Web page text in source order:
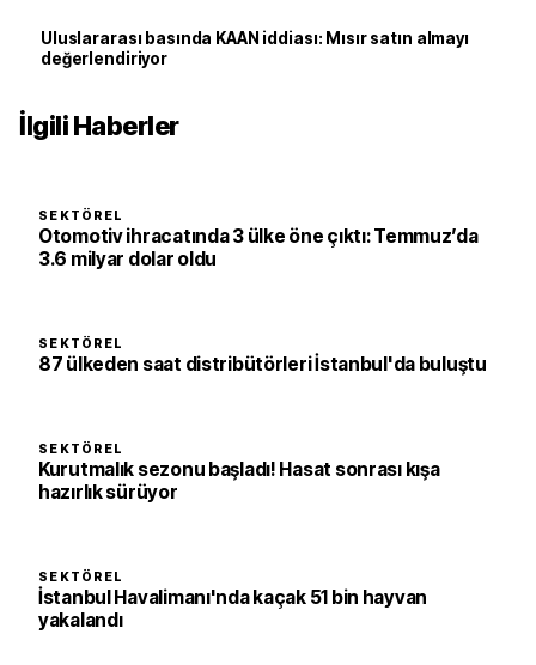
Uluslararası basında KAAN iddiası: Mısır satın almayı
değerlendiriyor
İlgili Haberler
SEKTÖREL
Otomotiv ihracatında 3 ülke öne çıktı: Temmuz’da
3.6 milyar dolar oldu
SEKTÖREL
87 ülkeden saat distribütörleri İstanbul'da buluştu
SEKTÖREL
Kurutmalık sezonu başladı! Hasat sonrası kışa
hazırlık sürüyor
SEKTÖREL
İstanbul Havalimanı'nda kaçak 51 bin hayvan
yakalandı